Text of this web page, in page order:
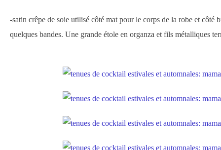
-satin crêpe de soie utilisé côté mat pour le corps de la robe et côté
quelques bandes. Une grande étole en organza et fils métalliques